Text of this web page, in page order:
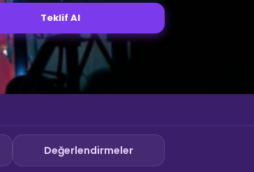
Teklif Al
Değerlendirmeler